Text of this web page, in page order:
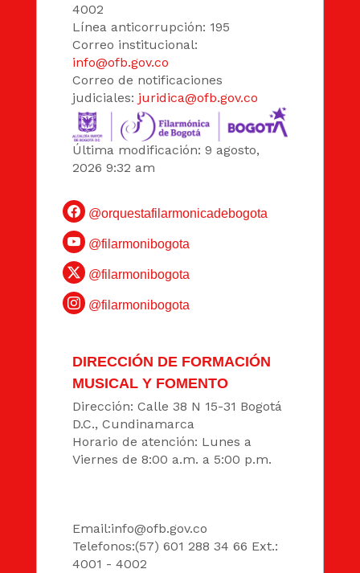
4002
Línea anticorrupción: 195
Correo institucional:
info@ofb.gov.co
Correo de notificaciones
judiciales: juridica@ofb.gov.co
Última modificación: 9 agosto,
2026 9:32 am
@orquestafilarmonicadebogota
@filarmonibogota
@filarmonibogota
@filarmonibogota
DIRECCIÓN DE FORMACIÓN
MUSICAL Y FOMENTO
Dirección: Calle 38 N 15-31 Bogotá
D.C., Cundinamarca
Horario de atención: Lunes a
Viernes de 8:00 a.m. a 5:00 p.m.
Email:info@ofb.gov.co
Telefonos:(57) 601 288 34 66 Ext.:
4001 - 4002